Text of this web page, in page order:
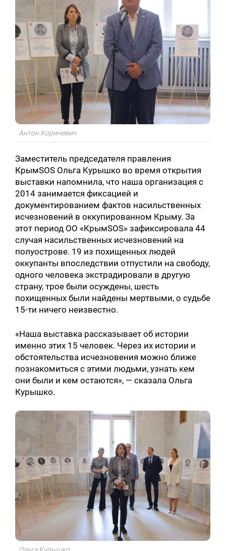
Антон Кориневич
Заместитель председателя правления
КрымSOS Ольга Курышко во время открытия
выставки напомнила, что наша организация с
2014 занимается фиксацией и
документированием фактов насильственных
исчезновений в оккупированном Крыму. За
этот период ОО «КрымSOS» зафиксировала 44
случая насильственных исчезновений на
полуострове. 19 из похищенных людей
оккупанты впоследствии отпустили на свободу,
одного человека экстрадировали в другую
страну, трое были осуждены, шесть
похищенных были найдены мертвыми, о судьбе
15-ти ничего неизвестно.
«Наша выставка рассказывает об истории
именно этих 15 человек. Через их истории и
обстоятельства исчезновения можно ближе
познакомиться с этими людьми, узнать кем
они были и кем остаются», — сказала Ольга
Курышко.